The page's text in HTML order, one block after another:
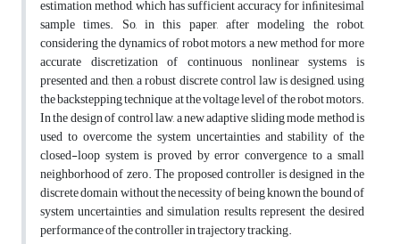
estimation method, which has sufficient accuracy for inﬁnitesimal
sample times. So, in this paper, after modeling the robot,
considering the dynamics of robot motors, a new method for more
accurate discretization of continuous nonlinear systems is
presented and, then, a robust discrete control law is designed, using
the backstepping technique at the voltage level of the robot motors.
In the design of control law, a new adaptive sliding mode method is
used to overcome the system uncertainties and stability of the
closed-loop system is proved by error convergence to a small
neighborhood of zero. The proposed controller is designed in the
discrete domain without the necessity of being known the bound of
system uncertainties and simulation results represent the desired
performance of the controller in trajectory tracking.